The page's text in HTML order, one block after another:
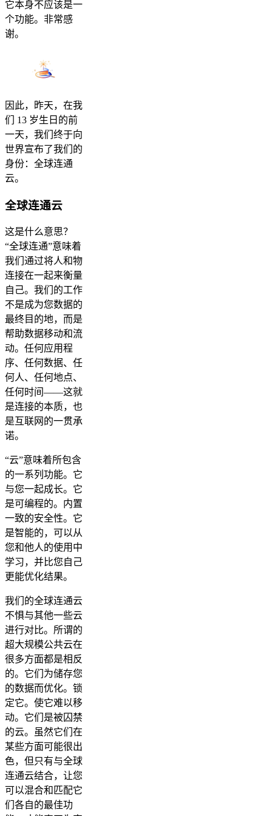
它本身不应该是一
个功能。非常感
谢。
因此，昨天，在我
们 13 岁生日的前
一天，我们终于向
世界宣布了我们的
身份：全球连通
云。
全球连通云
这是什么意思？
“全球连通”意味着
我们通过将人和物
连接在一起来衡量
自己。我们的工作
不是成为您数据的
最终目的地，而是
帮助数据移动和流
动。任何应用程
序、任何数据、任
何人、任何地点、
任何时间——这就
是连接的本质，也
是互联网的一贯承
诺。
“云”意味着所包含
的一系列功能。它
与您一起成长。它
是可编程的。内置
一致的安全性。它
是智能的，可以从
您和他人的使用中
学习，并比您自己
更能优化结果。
我们的全球连通云
不惧与其他一些云
进行对比。所谓的
超大规模公共云在
很多方面都是相反
的。它们为储存您
的数据而优化。锁
定它。使它难以移
动。它们是被囚禁
的云。虽然它们在
某些方面可能很出
色，但只有与全球
连通云结合，让您
可以混合和匹配它
们各自的最佳功